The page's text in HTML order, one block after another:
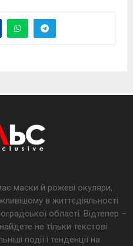
маски й рожеві окуляри,
в життєдіяльності
області. Відтепер –
не тільки текстові
події і тенденції на